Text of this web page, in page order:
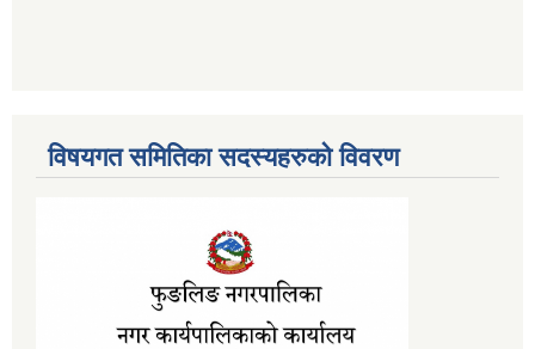
विषयगत समितिका सदस्यहरुको विवरण